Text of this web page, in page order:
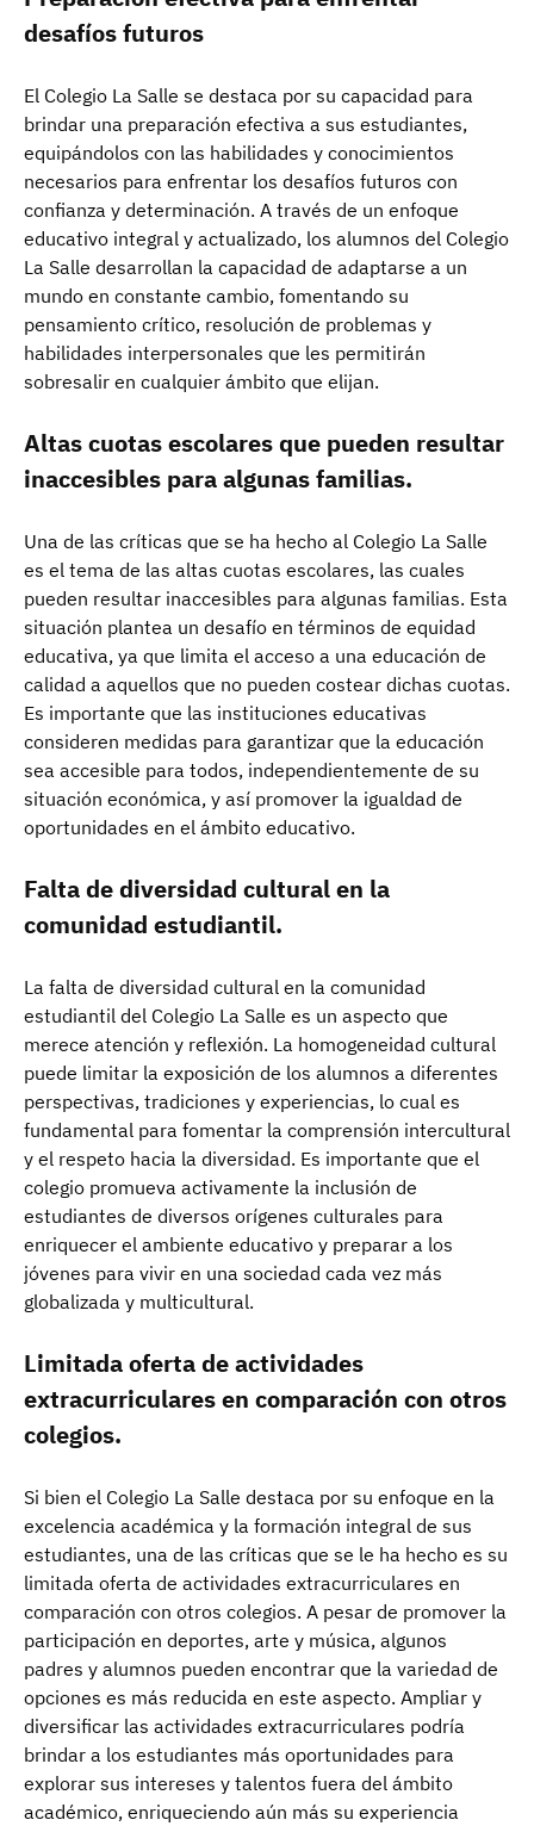
desafíos futuros
El Colegio La Salle se destaca por su capacidad para
brindar una preparación efectiva a sus estudiantes,
equipándolos con las habilidades y conocimientos
necesarios para enfrentar los desafíos futuros con
confianza y determinación. A través de un enfoque
educativo integral y actualizado, los alumnos del Colegio
La Salle desarrollan la capacidad de adaptarse a un
mundo en constante cambio, fomentando su
pensamiento crítico, resolución de problemas y
habilidades interpersonales que les permitirán
sobresalir en cualquier ámbito que elijan.
Altas cuotas escolares que pueden resultar
inaccesibles para algunas familias.
Una de las críticas que se ha hecho al Colegio La Salle
es el tema de las altas cuotas escolares, las cuales
pueden resultar inaccesibles para algunas familias. Esta
situación plantea un desafío en términos de equidad
educativa, ya que limita el acceso a una educación de
calidad a aquellos que no pueden costear dichas cuotas.
Es importante que las instituciones educativas
consideren medidas para garantizar que la educación
sea accesible para todos, independientemente de su
situación económica, y así promover la igualdad de
oportunidades en el ámbito educativo.
Falta de diversidad cultural en la
comunidad estudiantil.
La falta de diversidad cultural en la comunidad
estudiantil del Colegio La Salle es un aspecto que
merece atención y reflexión. La homogeneidad cultural
puede limitar la exposición de los alumnos a diferentes
perspectivas, tradiciones y experiencias, lo cual es
fundamental para fomentar la comprensión intercultural
y el respeto hacia la diversidad. Es importante que el
colegio promueva activamente la inclusión de
estudiantes de diversos orígenes culturales para
enriquecer el ambiente educativo y preparar a los
jóvenes para vivir en una sociedad cada vez más
globalizada y multicultural.
Limitada oferta de actividades
extracurriculares en comparación con otros
colegios.
Si bien el Colegio La Salle destaca por su enfoque en la
excelencia académica y la formación integral de sus
estudiantes, una de las críticas que se le ha hecho es su
limitada oferta de actividades extracurriculares en
comparación con otros colegios. A pesar de promover la
participación en deportes, arte y música, algunos
padres y alumnos pueden encontrar que la variedad de
opciones es más reducida en este aspecto. Ampliar y
diversificar las actividades extracurriculares podría
brindar a los estudiantes más oportunidades para
explorar sus intereses y talentos fuera del ámbito
académico, enriqueciendo aún más su experiencia